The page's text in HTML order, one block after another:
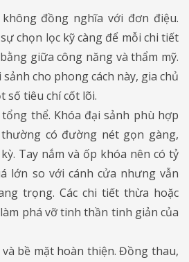
đồng nghĩa với đơn điệu.
chọn lọc kỹ càng để mỗi chi tiết
giữa công năng và thẩm mỹ.
cho phong cách này, gia chủ
số tiêu chí cốt lõi.
thể. Khóa đại sảnh phù hợp
có đường nét gọn gàng,
Tay nắm và ốp khóa nên có tỷ
lớn so với cánh cửa nhưng vẫn
trọng. Các chi tiết thừa hoặc
phá vỡ tinh thần tinh giản của
bề mặt hoàn thiện. Đồng thau,